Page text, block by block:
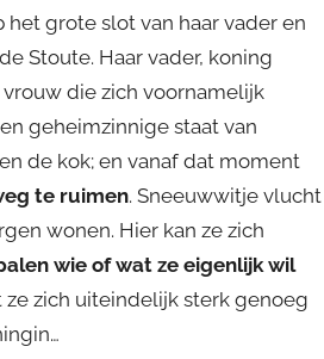
grote slot van haar vader en
Stoute. Haar vader, koning
die zich voornamelijk
geheimzinnige staat van
de kok; en vanaf dat moment
te ruimen. Sneeuwwitje vlucht
wonen. Hier kan ze zich
wie of wat ze eigenlijk wil
ze zich uiteindelijk sterk genoeg